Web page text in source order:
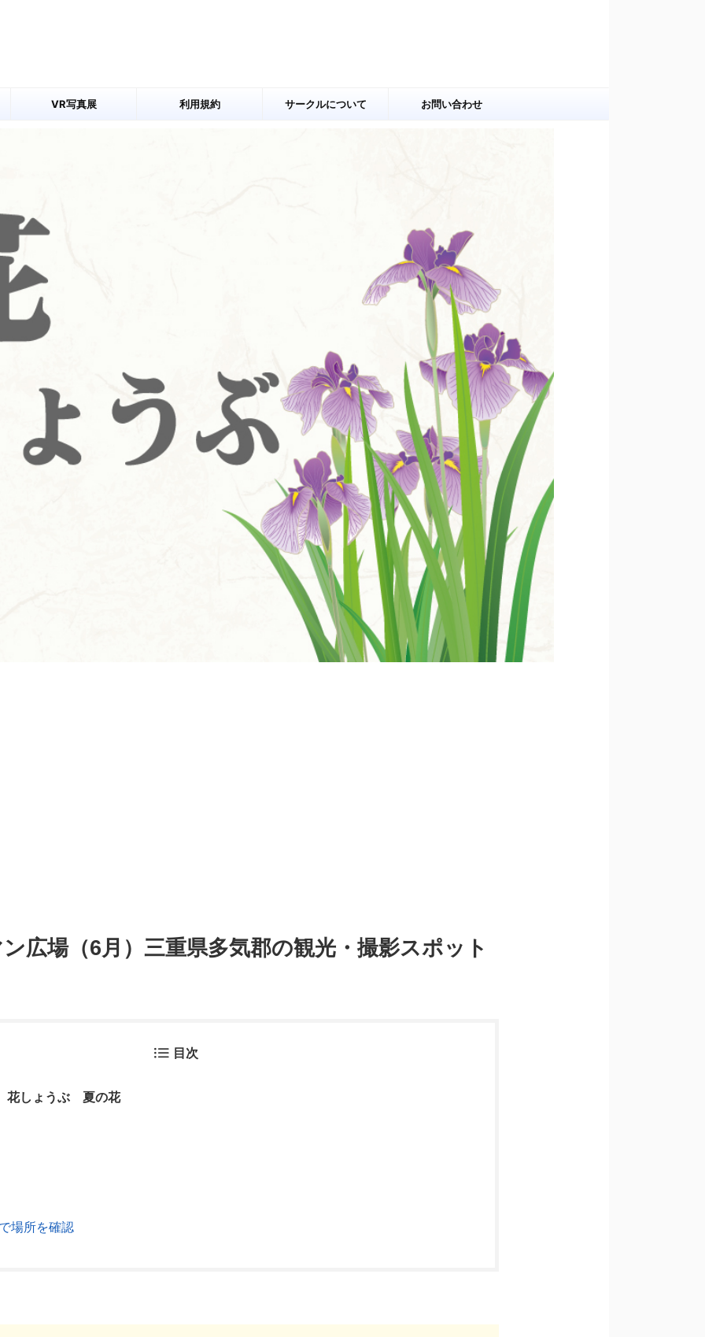
VR写真展 利用規約 サークルについて お問い合わせ
広場（6月）三重県多気郡の観光・撮影スポット
目次
花しょうぶ 夏の花
場所を確認